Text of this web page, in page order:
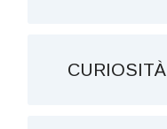
CURIOSITÀ